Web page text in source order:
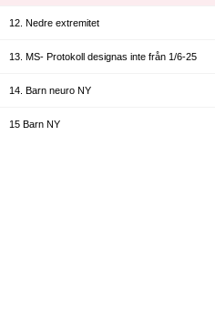
12. Nedre extremitet
13. MS- Protokoll designas inte från 1/6-25
14. Barn neuro NY
15 Barn NY